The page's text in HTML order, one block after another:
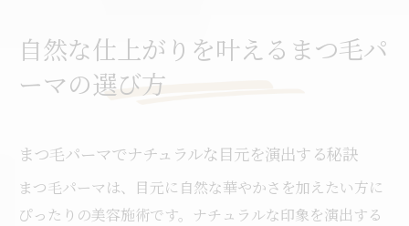
自然な仕上がりを叶えるまつ毛パ
ーマの選び方
まつ毛パーマでナチュラルな目元を演出する秘訣
まつ毛パーマは、目元に自然な華やかさを加えたい方に
ぴったりの美容施術です。ナチュラルな印象を演出する